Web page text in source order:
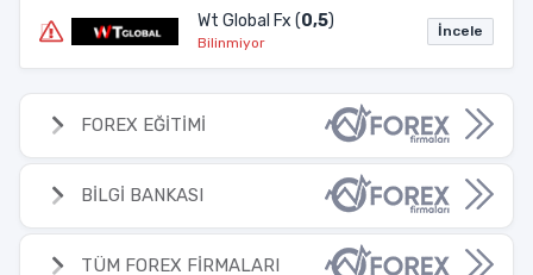
Wt Global Fx (0,5)
Bilinmiyor
İncele
FOREX EĞİTİMİ
BİLGİ BANKASI
TÜM FOREX FİRMALARI